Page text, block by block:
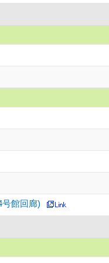
館回廊)